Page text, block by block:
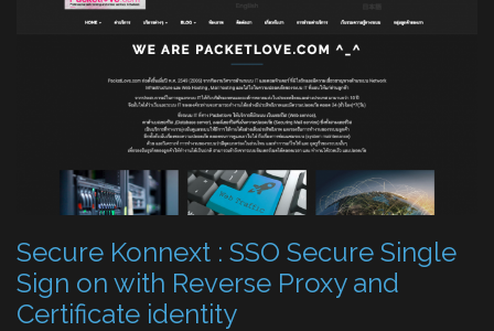
Secure Konnext : SSO Secure Single
Sign on with Reverse Proxy and
Certificate identity